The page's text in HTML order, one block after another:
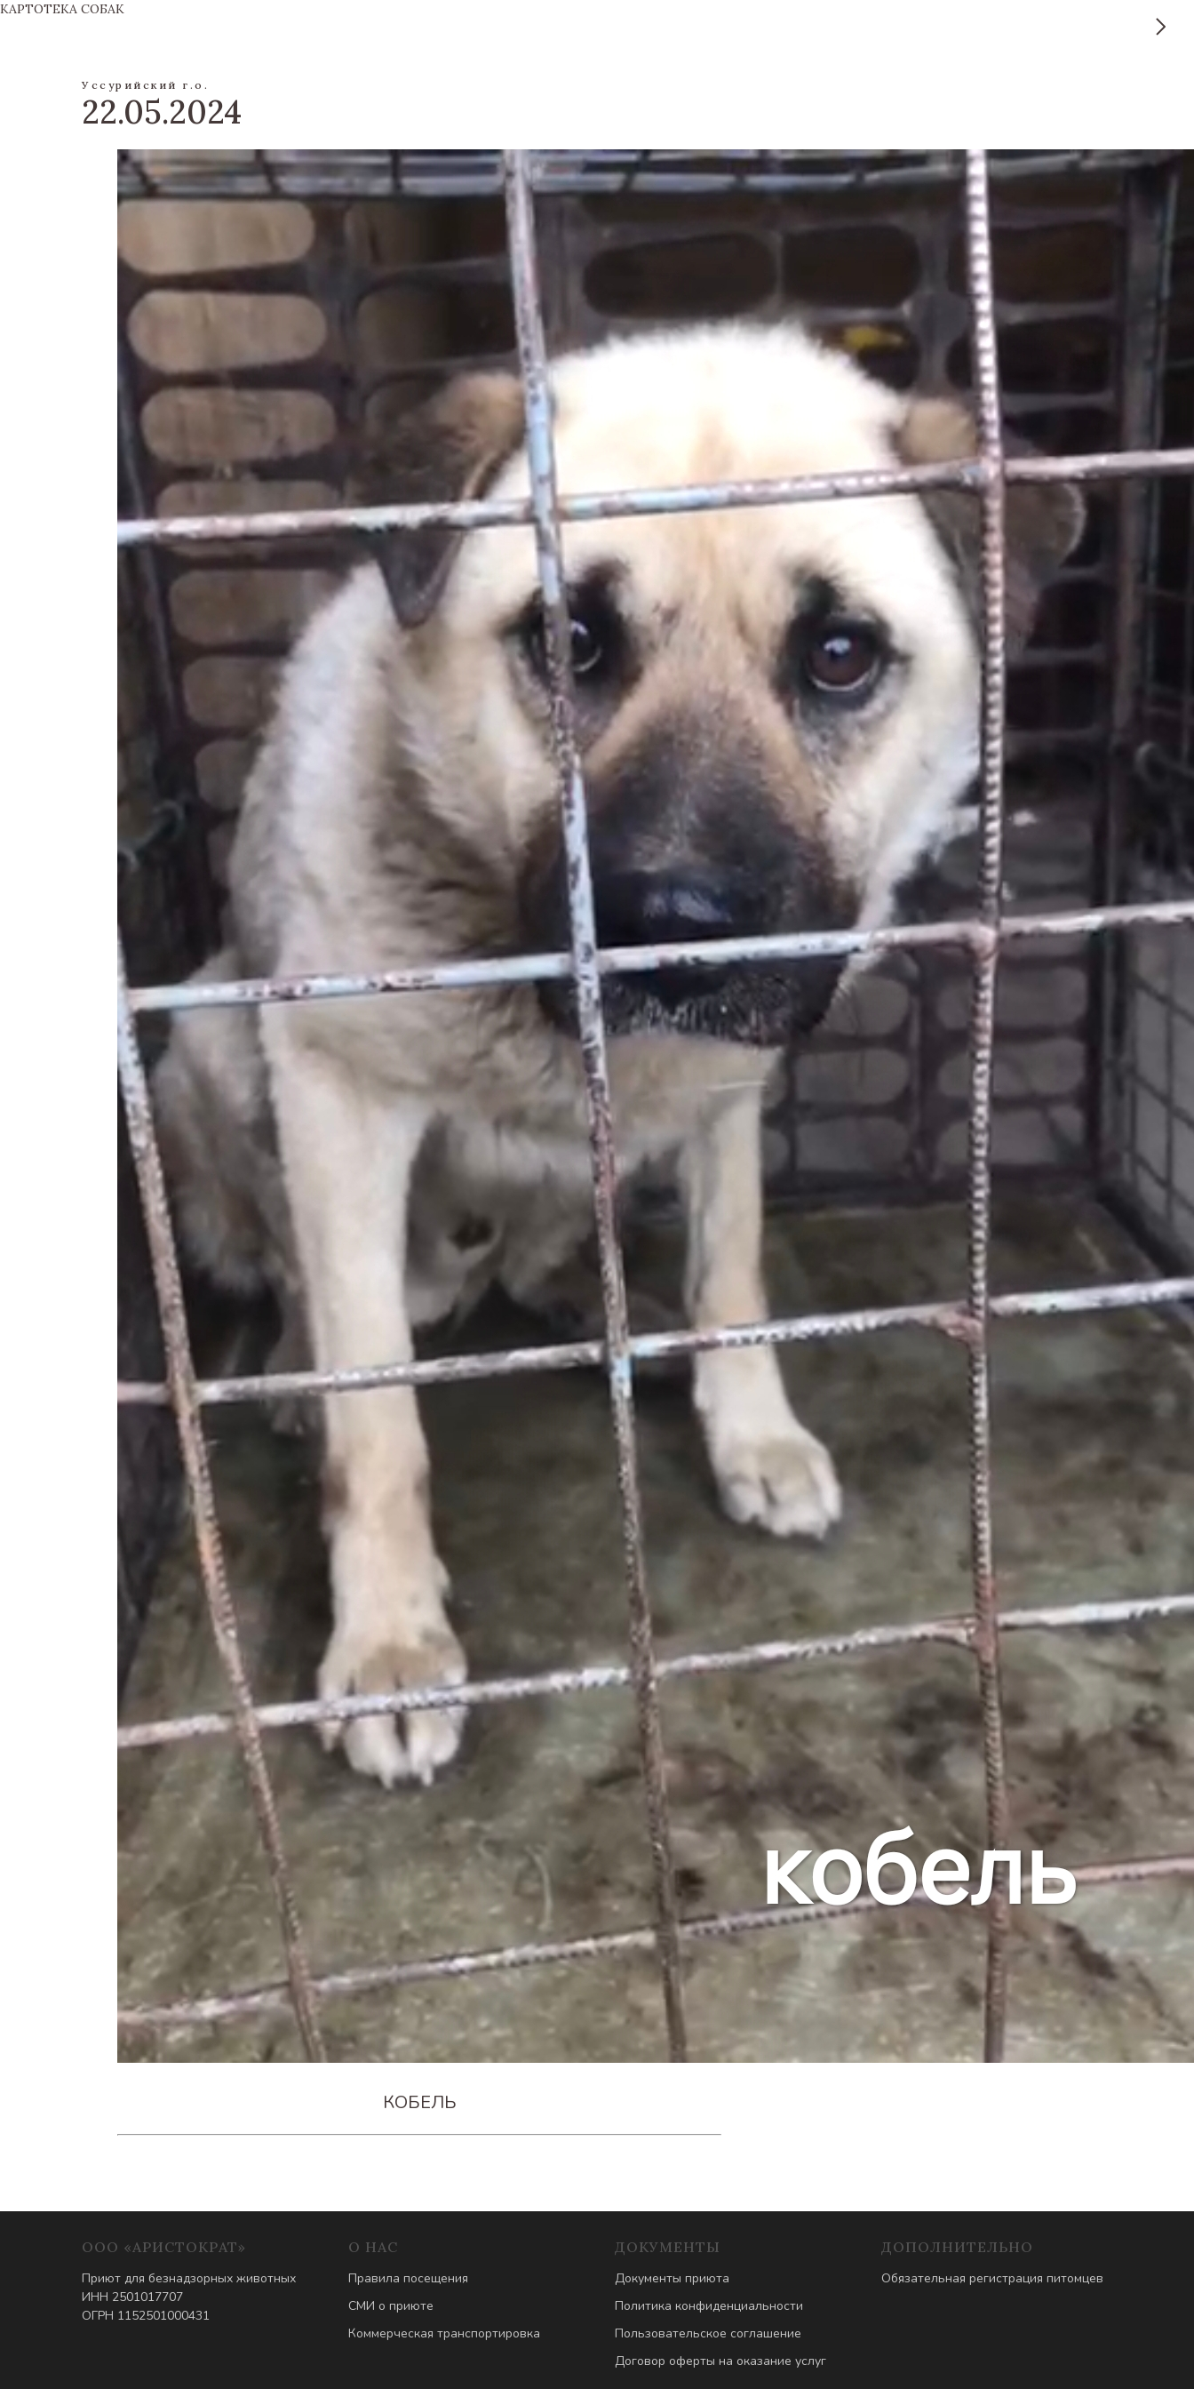
КАРТОТЕКА СОБАК
Уссурийский г.о.
22.05.2024
КОБЕЛЬ
ООО «АРИСТОКРАТ»
Приют для безнадзорных животных
ИНН 2501017707
ОГРН 1152501000431
О НАС
Правила посещения
СМИ о приюте
Коммерческая транспортировка
ДОКУМЕНТЫ
Документы приюта
Политика конфиденциальности
Пользовательское соглашение
Договор оферты на оказание услуг
ДОПОЛНИТЕЛЬНО
Обязательная регистрация питомцев